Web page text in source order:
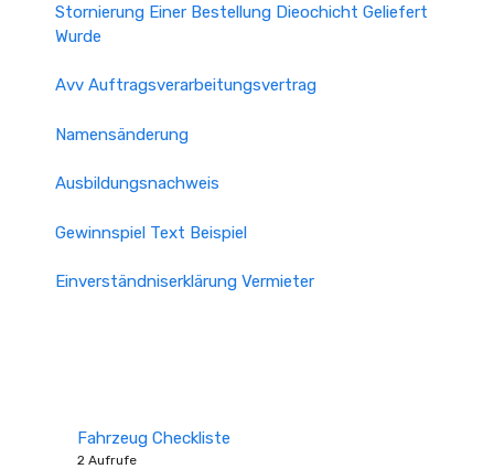
Stornierung Einer Bestellung Dieochicht Geliefert
Wurde
Avv Auftragsverarbeitungsvertrag
Namensänderung
Ausbildungsnachweis
Gewinnspiel Text Beispiel
Einverständniserklärung Vermieter
Fahrzeug Checkliste
2 Aufrufe